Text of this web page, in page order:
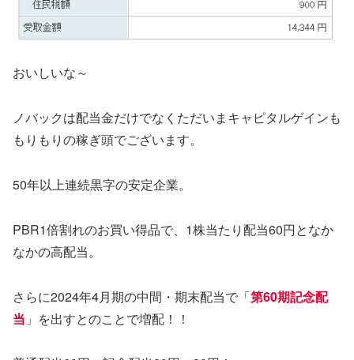
おいしいな～
ノバックは配当金だけでなくただいまキャピタルゲインも
もりもりの稼ぎ頭でございます。
50年以上連続黒字の安定企業。
PBR1倍割れのお買い得品で、1株当たり配当60円となか
なかの高配当。
さらに2024年4月期の中間・期末配当で「第60期記念配
当 」を出すとのことで増配！！